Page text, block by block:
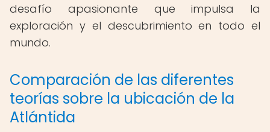
desafío apasionante que impulsa la
exploración y el descubrimiento en todo el
mundo.
Comparación de las diferentes
teorías sobre la ubicación de la
Atlántida